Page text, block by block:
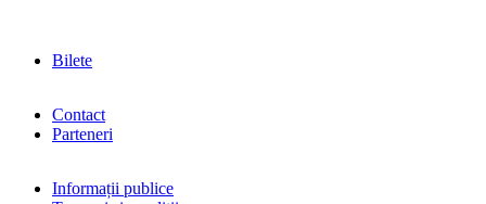
Bilete
Contact
Parteneri
Informații publice